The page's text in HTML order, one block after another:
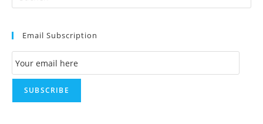
Email Subscription
Email Subscription
SUBSCRIBE